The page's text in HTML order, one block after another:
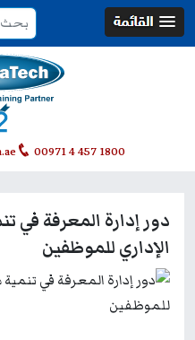
00971 4 457 1800
دور إدارة المعرفة في
الإداري للموظفين